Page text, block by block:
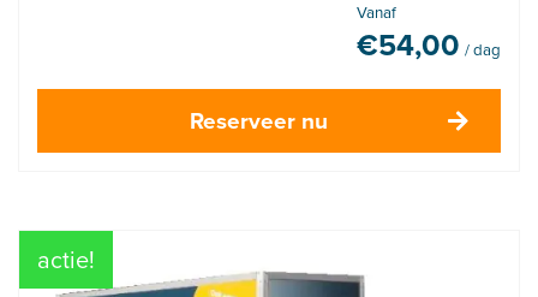
Vanaf
€54,00 / dag
Reserveer nu
actie!